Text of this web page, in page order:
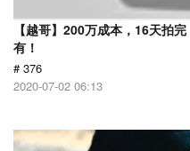
【越哥】200万成本，16天拍
有！
# 376
2020-07-02 06:13